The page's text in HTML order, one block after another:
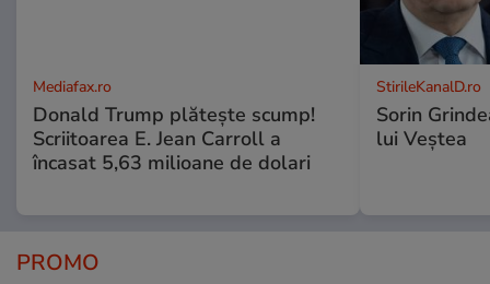
Mediafax.ro
Donald Trump plătește scump!
Scriitoarea E. Jean Carroll a
încasat 5,63 milioane de dolari
StirileKanalD.ro
Sorin
lui Veștea
PROMO